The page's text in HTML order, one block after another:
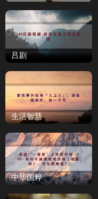
吕剧
生活智慧
中华国粹